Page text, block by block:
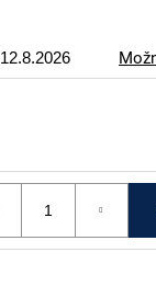
12.8.2026